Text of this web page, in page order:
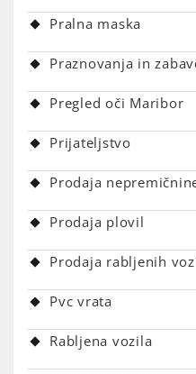
Pralna maska
Praznovanja in
Pregled oči Maribor
Prijateljstvo
Prodaja
Prodaja plovil
Prodaja rabljenih
Pvc vrata
Rabljena vozila